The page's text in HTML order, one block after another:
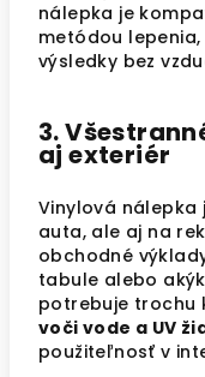
nálepka je
metódou
výsledky bez
3.
aj exteriér
Vinylová nálepka
auta, ale aj na
obchodné
tabule alebo
potrebuje trochu
voči vode a UV
použiteľnosť v